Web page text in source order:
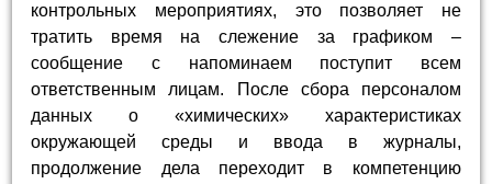
контрольных мероприятиях, это позволяет не
тратить время на слежение за графиком –
сообщение с напоминаем поступит всем
ответственным лицам. После сбора персоналом
данных о «химических» характеристиках
окружающей среды и ввода в журналы,
продолжение дела переходит в компетенцию